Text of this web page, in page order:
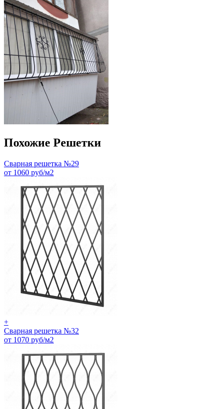
Похожие Решетки
Сварная решетка №29
от 1060 руб/м2
+
Сварная решетка №32
от 1070 руб/м2